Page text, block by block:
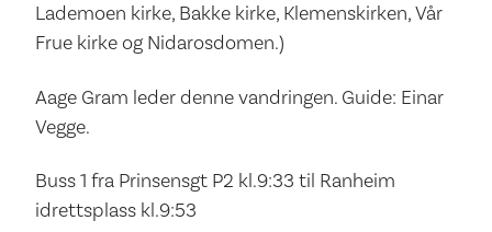
Lademoen kirke, Bakke kirke, Klemenskirken, Vår
Frue kirke og Nidarosdomen.)
Aage Gram leder denne vandringen. Guide: Einar
Vegge.
Buss 1 fra Prinsensgt P2 kl.9:33 til Ranheim
idrettsplass kl.9:53